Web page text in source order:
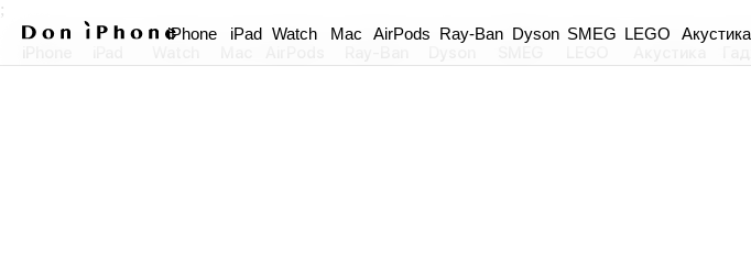
;
Акустика
Dyson
AirPods Ray-Ban LEGO
SMEG
Mac
Watch
iPad
iPhone